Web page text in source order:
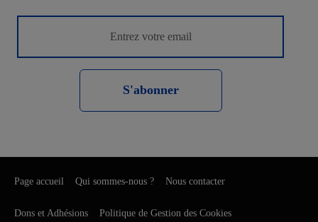
S'abonner
Page accueil Qui sommes-nous ? Nous contacter
Dons et Adhésions Politique de Gestion des Cookies